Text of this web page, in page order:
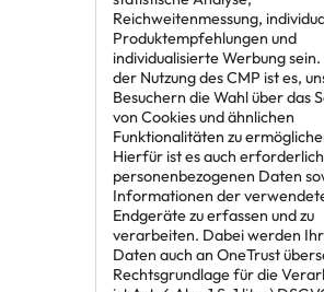
Reichweitenmessung,
Produktempfehlungen und
individualisierte Werbung
der Nutzung des CMP ist es,
Besuchern die Wahl über das
von Cookies und ähnlichen
Funktionalitäten zu
Hierfür ist es auch
personenbezogenen Daten
Informationen der
Endgeräte zu erfassen und zu
verarbeiten. Dabei werden
Daten auch an OneTrust
Rechtsgrundlage für die